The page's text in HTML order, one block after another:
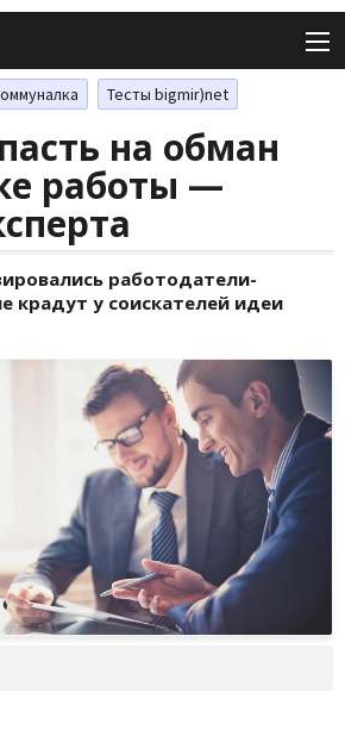
Тесты bigmir)net
на обман
работы —
работодатели-
крадут у соискателей идеи